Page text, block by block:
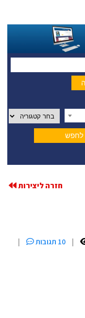
חזרה ליצירות
| 10 תגובות
|